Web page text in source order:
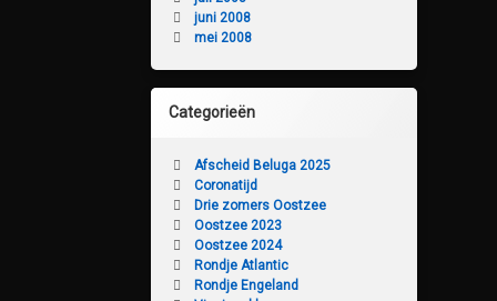
juni 2008
mei 2008
Categorieën
Afscheid Beluga 2025
Coronatijd
Drie zomers Oostzee
Oostzee 2023
Oostzee 2024
Rondje Atlantic
Rondje Engeland